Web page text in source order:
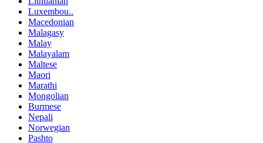
Luxembou..
Macedonian
Malagasy
Malay
Malayalam
Maltese
Maori
Marathi
Mongolian
Burmese
Nepali
Norwegian
Pashto